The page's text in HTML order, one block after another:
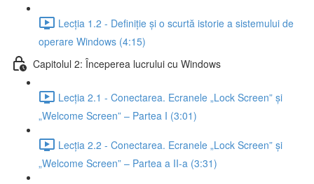
Lecția 1.2 - Definiție și o scurtă istorie a sistemului de
operare Windows (4:15)
Capitolul 2: Începerea lucrului cu Windows
Lecția 2.1 - Conectarea. Ecranele „Lock Screen” și
„Welcome Screen” – Partea I (3:01)
Lecția 2.2 - Conectarea. Ecranele „Lock Screen” și
„Welcome Screen” – Partea a II-a (3:31)